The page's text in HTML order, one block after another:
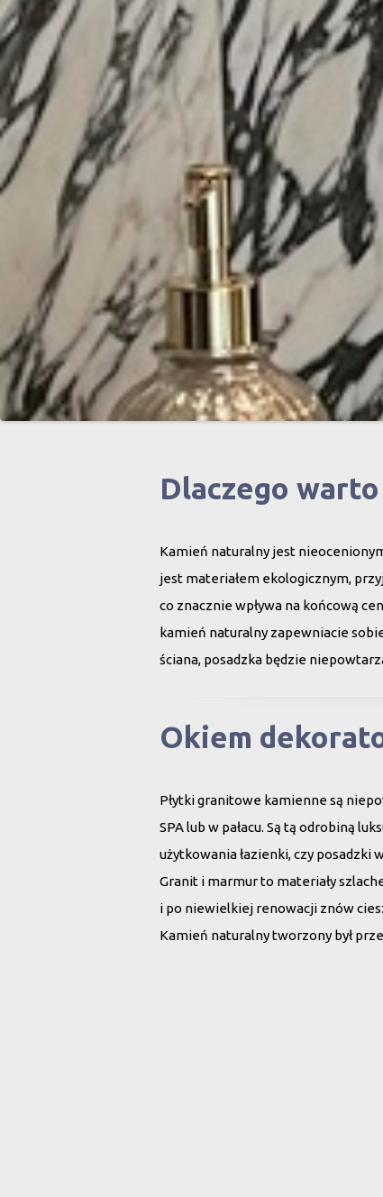
Dlaczego
Kamień naturalny jest
jest materiałem ekologicznym,
co znacznie wpływa na końcową
kamień naturalny zapewniacie
ściana, posadzka będzie
Okiem
Płytki granitowe kamienne są
SPA lub w pałacu. Są tą odrobiną
użytkowania łazienki, czy posadzki
Granit i marmur to materiały
i po niewielkiej renowacji znów
Kamień naturalny tworzony był